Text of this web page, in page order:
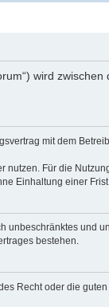
wird
mit dem
Für die
Einhaltung einer
und
bestehen.
Recht oder die